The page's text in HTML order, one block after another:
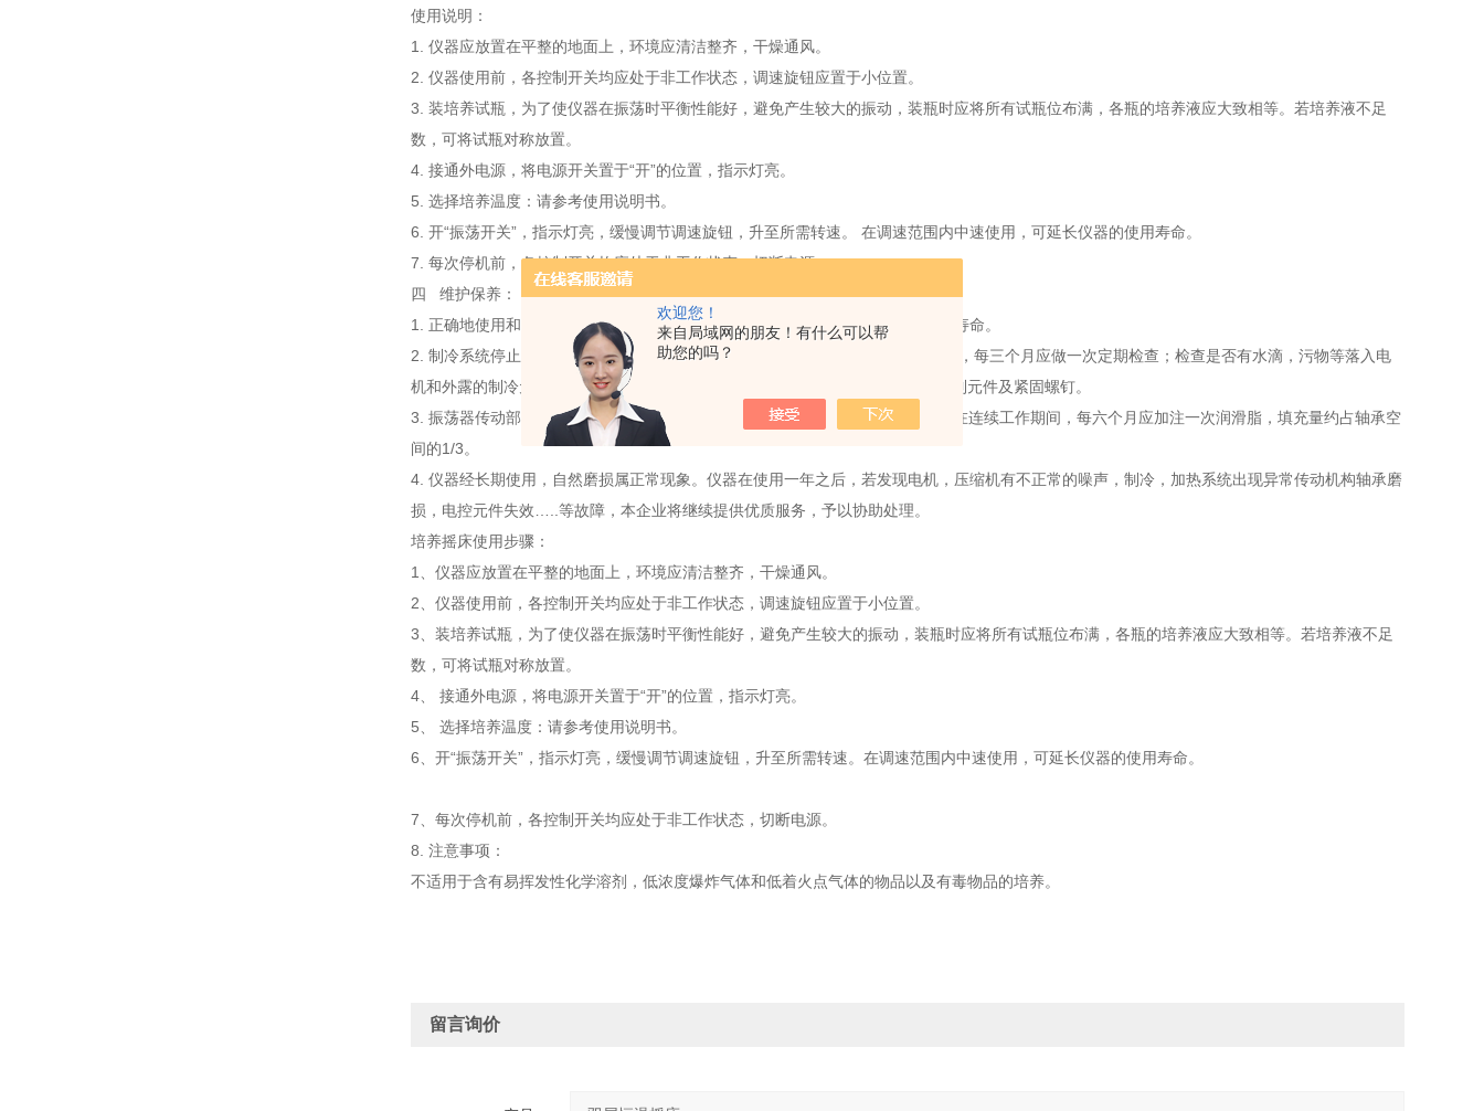
欢迎您！
来自局域网的朋友！有什么可以帮
助您的吗？
使用说明：
1. 仪器应放置在平整的地面上，环境应清洁整齐，干燥通风。
2. 仪器使用前，各控制开关均应处于非工作状态，调速旋钮应置于小位置。
3. 装培养试瓶，为了使仪器在振荡时平衡性能好，避免产生较大的振动，装瓶时应将所有试瓶位布满，各瓶的培养液应大致相等。若培养液不足
数，可将试瓶对称放置。
4. 接通外电源，将电源开关置于“开”的位置，指示灯亮。
5. 选择培养温度：请参考使用说明书。
6. 开“振荡开关”，指示灯亮，缓慢调节调速旋钮，升至所需转速。 在调速范围内中速使用，可延长仪器的使用寿命。
7. 每次停机前，各控制开关均应处于非工作状态，切断电源。
四 维护保养：
1. 正确地使用和注意仪器的保养，使其处于良好的工作状态，可延长仪器的使用寿命。
2. 制冷系统停止工作后，用软布擦净工作腔和玻璃观察窗。 仪器在连续工作期间，每三个月应做一次定期检查；检查是否有水滴，污物等落入电
机和外露的制冷元件上；清理压缩机，冷凝器上的灰尘和污物；检查保险丝，控制元件及紧固螺钉。
3. 振荡器传动部分的轴承在出厂前已填充了适量的润滑脂（1号钙-钠基），仪器在连续工作期间，每六个月应加注一次润滑脂，填充量约占轴承空
间的1/3。
4. 仪器经长期使用，自然磨损属正常现象。仪器在使用一年之后，若发现电机，压缩机有不正常的噪声，制冷，加热系统出现异常传动机构轴承磨
损，电控元件失效…..等故障，本企业将继续提供优质服务，予以协助处理。
培养摇床使用步骤：
1、仪器应放置在平整的地面上，环境应清洁整齐，干燥通风。
2、仪器使用前，各控制开关均应处于非工作状态，调速旋钮应置于小位置。
3、装培养试瓶，为了使仪器在振荡时平衡性能好，避免产生较大的振动，装瓶时应将所有试瓶位布满，各瓶的培养液应大致相等。若培养液不足
数，可将试瓶对称放置。
4、 接通外电源，将电源开关置于“开”的位置，指示灯亮。
5、 选择培养温度：请参考使用说明书。
6、开“振荡开关”，指示灯亮，缓慢调节调速旋钮，升至所需转速。在调速范围内中速使用，可延长仪器的使用寿命。
7、每次停机前，各控制开关均应处于非工作状态，切断电源。
8. 注意事项：
不适用于含有易挥发性化学溶剂，低浓度爆炸气体和低着火点气体的物品以及有毒物品的培养。
留言询价